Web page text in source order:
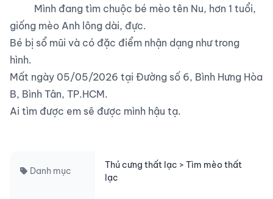
giống mèo Anh lông dài, đực.
Bé bị sổ mũi và có đặc điểm nhận dạng như trong
hình.
Mất ngày 05/05/2026 tại Đường số 6, Bình Hưng Hòa
B, Bình Tân, TP.HCM.
Ai tìm được em sẽ được mình hậu tạ.
Danh mục
Thú cưng thất lạc > Tìm mèo thất
lạc